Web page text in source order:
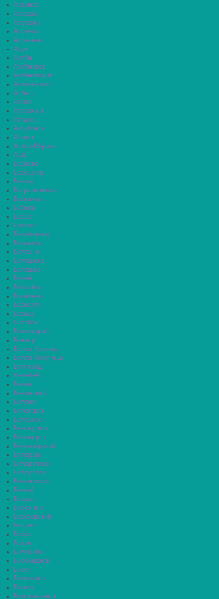
Арзамас
Аркадак
Армавир
Армянск
Арсеньев
Арск
Артём
Артёмовск
Артёмовский
Архангельск
Асбест
Асино
Астрахань
Аткарск
Ахтубинск
Ачинск
Ачхой-Мартан
Аша
Бабаево
Бабушкин
Бавлы
Багратионовск
Байкальск
Баймак
Бакал
Баксан
Балабаново
Балаково
Балахна
Балашиха
Балашов
Балей
Балтийск
Барабинск
Барнаул
Барыш
Батайск
Бахчисарай
Бежецк
Белая Калитва
Белая Холуница
Белгород
Белебей
Белёв
Белинский
Белово
Белогорск
Белозерск
Белокуриха
Беломорск
Белоозёрский
Белорецк
Белореченск
Белоусово
Белоярский
Белый
Бердск
Березники
Берёзовский
Беслан
Бийск
Бикин
Билибино
Биробиджан
Бирск
Бирюсинск
Бирюч
Благовещенск